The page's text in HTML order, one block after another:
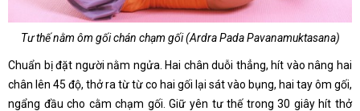
Tư thế nằm ôm gối chán chạm gối (Ardra Pada Pavanamuktasana)
Chuẩn bị đặt người nằm ngửa. Hai chân duỗi thẳng, hít vào nâng hai
chân lên 45 độ, thở ra từ từ co hai gối lại sát vào bụng, hai tay ôm gối,
ngẩng đầu cho cằm chạm gối. Giữ yên tư thế trong 30 giây hít thở